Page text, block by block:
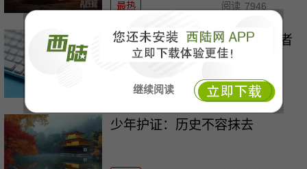
继续阅读
最热 阅读 7946
网暴曝光日军罪证少年，施暴者
面临何种严惩
最热 阅读 7474
少年护证：历史不容抹去